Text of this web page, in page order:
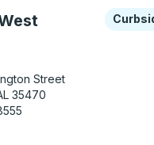
fléchées ou la touche
Street
35470